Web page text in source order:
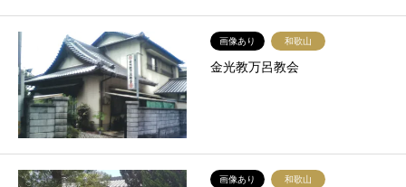
画像あり 和歌山
金光教万呂教会
画像あり 和歌山